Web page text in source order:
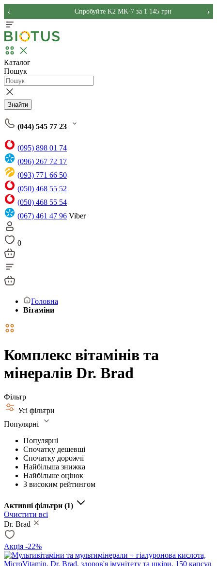
Спробуйте K2 MK-7 за 1 145 грн
‹ ›
Каталог
Пошук
Знайти
(044) 545 77 23
(095) 898 01 74
(096) 267 72 17
(093) 771 66 50
(050) 468 55 52
(050) 468 55 54
(067) 461 47 96 Viber
0
Головна
Вітаміни
Комплекс вітамінів та
мінералів Dr. Brad
Фільтр
Усі фільтри
Популярні
Популярні
Спочатку дешевші
Спочатку дорожчі
Найбільша знижка
Найбільше оцінок
З високим рейтингом
Активні фільтри (1)
Очистити всі
Dr. Brad
Акція -22%